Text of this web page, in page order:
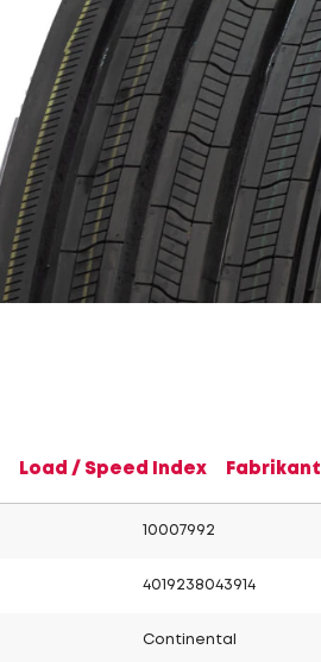
Load / Speed Index Fabrikant
10007992
4019238043914
Continental